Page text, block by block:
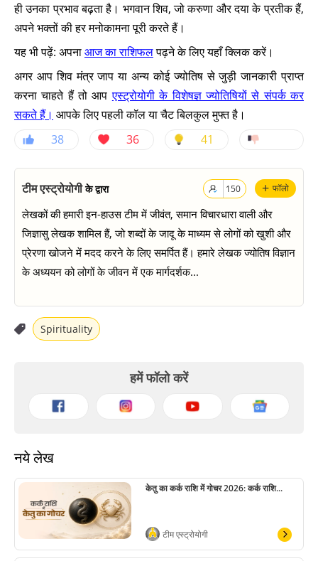
ही उनका प्रभाव बढ़ता है। भगवान शिव, जो करुणा और दया के प्रतीक हैं,
अपने भक्तों की हर मनोकामना पूरी करते हैं।
यह भी पढ़ें: अपनाआज का राशिफलपढ़ने के लिए यहाँ क्लिक करें।
अगर आप शिव मंत्र जाप या अन्य कोई ज्योतिष से जुड़ी जानकारी प्राप्त
करना चाहते हैं तो आपएस्ट्रोयोगी के विशेषज्ञ ज्योतिषियों से संपर्क कर
सकते हैं। आपके लिए पहली कॉल या चैट बिलकुल मुफ्त है।
38
36 41
+ फॉलो
150
टीम एस्ट्रोयोगीके द्वारा
लेखकों की हमारी इन-हाउस टीम में जीवंत, समान विचारधारा वाली और
जिज्ञासु लेखक शामिल हैं, जो शब्दों के जादू के माध्यम से लोगों को खुशी और
प्रेरणा खोजने में मदद करने के लिए समर्पित हैं। हमारे लेखक ज्योतिष विज्ञान
के अध्ययन को लोगों के जीवन में एक मार्गदर्शक...
Spirituality
हमें फॉलो करें
नये लेख
केतु का कर्क राशि में गोचर 2026: कर्क राशि...
टीम एस्ट्रोयोगी